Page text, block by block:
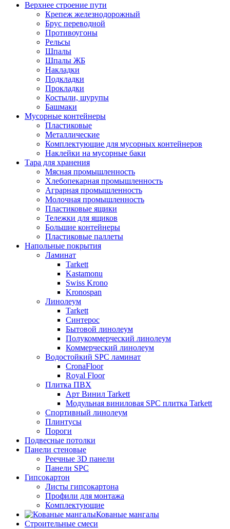
Верхнее строение пути
Крепеж железнодорожный
Брус переводной
Противоугоны
Рельсы
Шпалы
Шпалы ЖБ
Накладки
Подкладки
Прокладки
Костыли, шурупы
Башмаки
Мусорные контейнеры
Пластиковые
Металлические
Комплектующие для мусорных контейнеров
Наклейки на мусорные баки
Тара для хранения
Мясная промышленность
Хлебопекарная промышленность
Аграрная промышленность
Молочная промышленность
Пластиковые ящики
Тележки для ящиков
Большие контейнеры
Пластиковые паллеты
Напольные покрытия
Ламинат
Tarkett
Kastamonu
Swiss Krono
Kronospan
Линолеум
Tarkett
Синтерос
Бытовой линолеум
Полукоммерческий линолеум
Коммерческий линолеум
Водостойкий SPC ламинат
CronaFloor
Royal Floor
Плитка ПВХ
Арт Винил Tarkett
Модульная виниловая SPC плитка Tarkett
Спортивный линолеум
Плинтусы
Пороги
Подвесные потолки
Панели стеновые
Реечные 3D панели
Панели SPC
Гипсокартон
Листы гипсокартона
Профили для монтажа
Комплектующие
Кованые мангалы
Строительные смеси